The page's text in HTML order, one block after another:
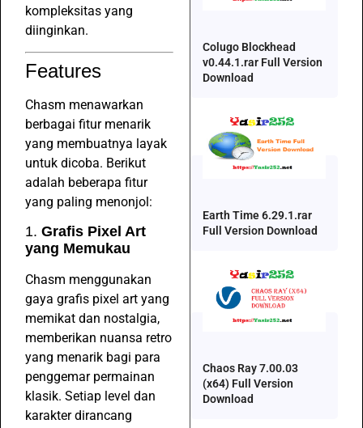
kompleksitas yang
diinginkan.
Features
Chasm menawarkan
berbagai fitur menarik
yang membuatnya layak
untuk dicoba. Berikut
adalah beberapa fitur
yang paling menonjol:
1. Grafis Pixel Art
yang Memukau
Chasm menggunakan
gaya grafis pixel art yang
memikat dan nostalgia,
memberikan nuansa retro
yang menarik bagi para
penggemar permainan
klasik. Setiap level dan
karakter dirancang
Colugo Blockhead
v0.44.1.rar Full Version
Download
Earth Time 6.29.1.rar
Full Version Download
Chaos Ray 7.00.03
(x64) Full Version
Download